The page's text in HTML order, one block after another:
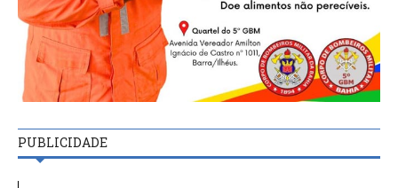
PUBLICIDADE